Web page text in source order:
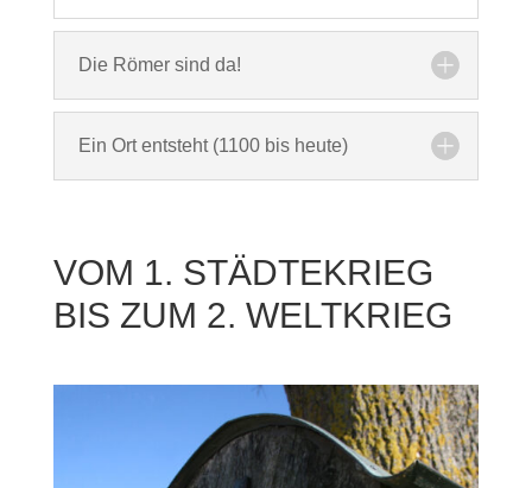
Die Römer sind da!
Ein Ort entsteht (1100 bis heute)
VOM 1. STÄDTEKRIEG
BIS ZUM 2. WELTKRIEG